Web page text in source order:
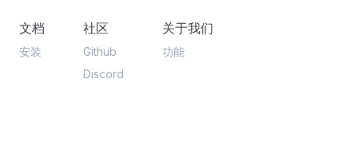
文档
安装
社区
Github
Discord
关于我们
功能